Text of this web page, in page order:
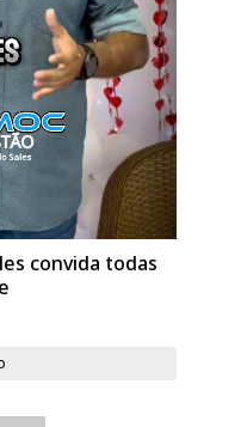
convida todas